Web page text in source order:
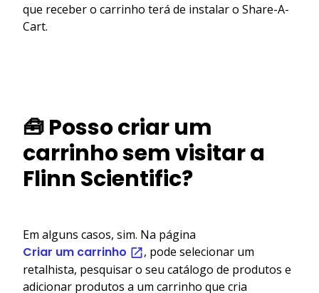
que receber o carrinho terá de instalar o Share-A-
Cart.
🧰 Posso criar um
carrinho sem visitar a
Flinn Scientific?
Em alguns casos, sim. Na página
Criar um carrinho
, pode selecionar um
retalhista, pesquisar o seu catálogo de produtos e
adicionar produtos a um carrinho que cria